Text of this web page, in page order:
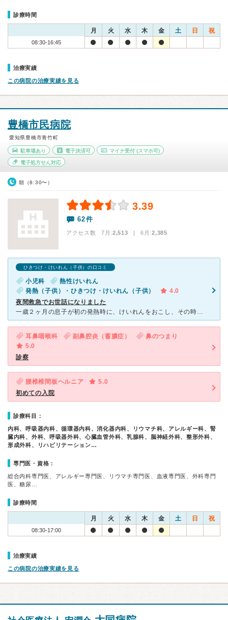
診療時間
月 火 水 木 金 土 日 祝
08:30-16:45
治療実績
この病院の治療実績を見る
豊橋市民病院
愛知県豊橋市青竹町
駐車場あり 電子決済可 マイナ受付 (スマホ可)
電子処方せん対応
朝（8:30〜）
3.39
62件
アクセス数 7月:2,513 | 6月:2,385
ひきつけ・けいれん（子供）の口コミ
小児科
熱性けいれん
発熱（子供）・ひきつけ・けいれん（子供）
4.0
夜間救急でお世話になりました
一歳２ヶ月の息子が初の発熱時に、けいれんをおこし、その時間が五分以上と長かったため、念のため電話で相談したところ、夜間当直のこちらの病院に行ってくださいと支持されたため来院。 深夜二時半に到着し、つ
耳鼻咽喉科 副鼻腔炎（蓄膿症）
鼻のつまり
5.0
診察
腰椎椎間板ヘルニア
5.0
初めての入院
診療科目：
内科、呼吸器内科、循環器内科、消化器内科、リウマチ科、アレルギー科、腎
臓内科、外科、呼吸器外科、心臓血管外科、乳腺科、脳神経外科、整形外科、
形成外科、リハビリテーション…
専門医・資格：
総合内科専門医、アレルギー専門医、リウマチ専門医、血液専門医、外科専門
医、糖尿…
診療時間
月 火 水 木 金 土 日 祝
08:30-17:00
治療実績
この病院の治療実績を見る